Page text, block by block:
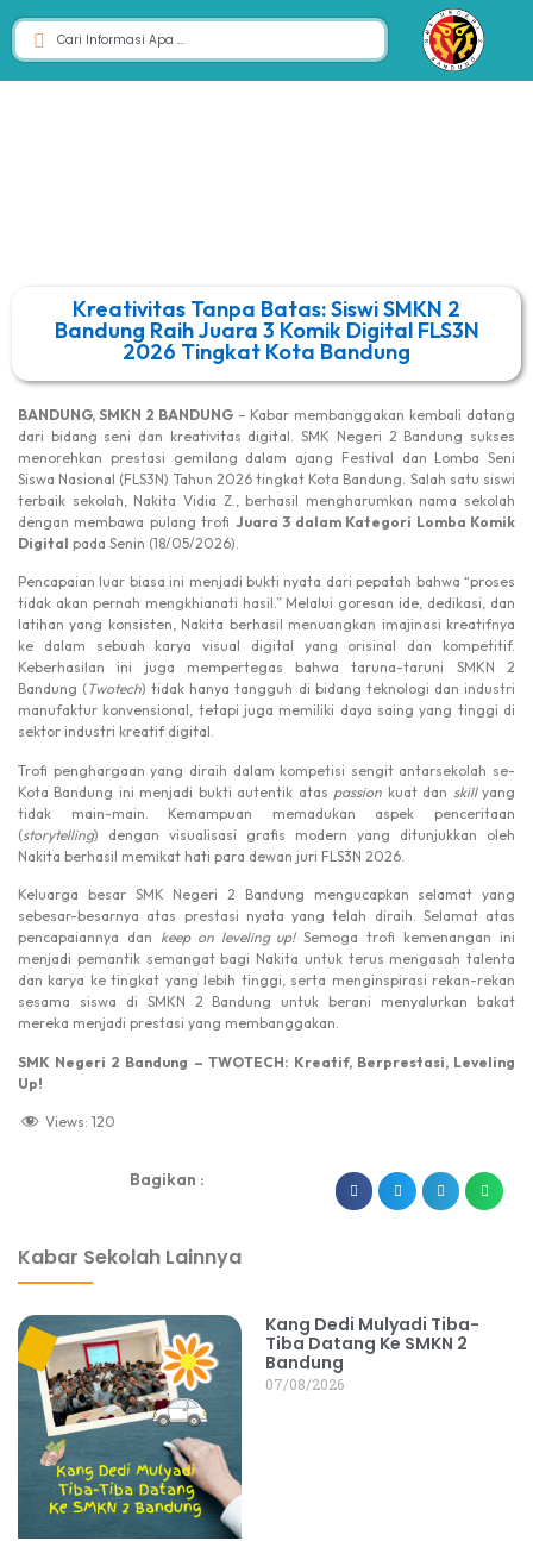
Kreativitas Tanpa Batas: Siswi SMKN 2
Bandung Raih Juara 3 Komik Digital FLS3N
2026 Tingkat Kota Bandung
BANDUNG, SMKN 2 BANDUNG– Kabar membanggakan kembali datang
dari bidang seni dan kreativitas digital. SMK Negeri 2 Bandung sukses
menorehkan prestasi gemilang dalam ajang Festival dan Lomba Seni
Siswa Nasional (FLS3N) Tahun 2026 tingkat Kota Bandung. Salah satu siswi
terbaik sekolah, Nakita Vidia Z., berhasil mengharumkan nama sekolah
dengan membawa pulang trofi Juara 3 dalam Kategori Lomba Komik
Digital pada Senin (18/05/2026).
Pencapaian luar biasa ini menjadi bukti nyata dari pepatah bahwa “proses
tidak akan pernah mengkhianati hasil.” Melalui goresan ide, dedikasi, dan
latihan yang konsisten, Nakita berhasil menuangkan imajinasi kreatifnya
ke dalam sebuah karya visual digital yang orisinal dan kompetitif.
Keberhasilan ini juga mempertegas bahwa taruna-taruni SMKN 2
Bandung (Twotech) tidak hanya tangguh di bidang teknologi dan industri
manufaktur konvensional, tetapi juga memiliki daya saing yang tinggi di
sektor industri kreatif digital.
Trofi penghargaan yang diraih dalam kompetisi sengit antarsekolah se-
Kota Bandung ini menjadi bukti autentik atas passion kuat dan skillyang
tidak main-main. Kemampuan memadukan aspek penceritaan
(storytelling) dengan visualisasi grafis modern yang ditunjukkan oleh
Nakita berhasil memikat hati para dewan juri FLS3N 2026.
Keluarga besar SMK Negeri 2 Bandung mengucapkan selamat yang
sebesar-besarnya atas prestasi nyata yang telah diraih. Selamat atas
pencapaiannya dan keep on leveling up!Semoga trofi kemenangan ini
menjadi pemantik semangat bagi Nakita untuk terus mengasah talenta
dan karya ke tingkat yang lebih tinggi, serta menginspirasi rekan-rekan
sesama siswa di SMKN 2 Bandung untuk berani menyalurkan bakat
mereka menjadi prestasi yang membanggakan.
SMK Negeri 2 Bandung – TWOTECH: Kreatif, Berprestasi, Leveling
Up!
Views: 120
Bagikan :
Kabar Sekolah Lainnya
Kang Dedi Mulyadi Tiba-
Tiba Datang Ke SMKN 2
Bandung
07/08/2026